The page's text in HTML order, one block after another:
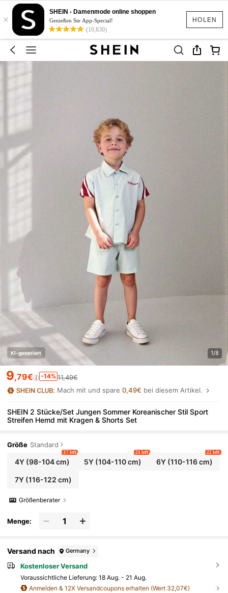
HOLEN
×
SHEIN - Damenmode online shoppen
Genießen Sie App-Special!
(10,830)
KI-generiert 1/8
9,79€ -14% 11,49€
Mach mit und spare0,49€ bei diesem Artikel.
SHEIN 2 Stücke/Set Jungen Sommer Koreanischer Stil Sport
Streifen Hemd mit Kragen & Shorts Set
Größe Standard
4Y(98-104 cm)
17 left
5Y (104-110 cm)
21 left
6Y(110-116 cm)
22 left
7Y(116-122 cm)
Größenberater
Menge:
Versand nach Germany
Kostenloser Versand
Voraussichtliche Lieferung: 18 Aug. - 21 Aug.
Anmelden & 12X Versandcoupons erhalten (Wert 32,07€)